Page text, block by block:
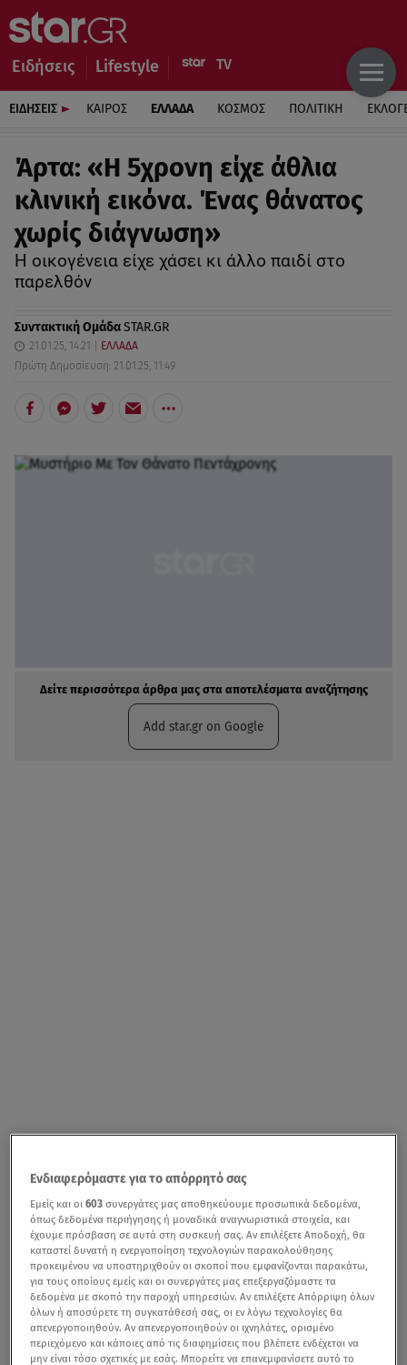
Ειδήσεις Lifestyle
ΕΙΔΗΣΕΙΣ ΚΑΙΡΟΣ ΕΛΛΑΔΑ ΚΟΣΜΟΣ ΠΟΛΙΤΙΚΗ
Άρτα: «Η 5χρονη είχε άθλια
κλινική εικόνα. Ένας θάνατος
χωρίς διάγνωση»
Η οικογένεια είχε χάσει κι άλλο παιδί στο
παρελθόν
Συντακτική ΟμάδαSTAR.GR
21.01.25, 14:21
ΕΛΛΑΔΑ
Πρώτη Δημοσίευση: 21.01.25, 11:49
Δείτε περισσότερα άρθρα μας στα αποτελέσματα αναζήτησης
Add star.gr on Google
Ενδιαφερόμαστε για το απόρρητό σας
Εμείς και οι603 συνεργάτες μας αποθηκεύουμε προσωπικά δεδομένα,
όπως δεδομένα περιήγησης ή μοναδικά αναγνωριστικά στοιχεία, και
έχουμε πρόσβαση σε αυτά στη συσκευή σας. Αν επιλέξετε Αποδοχή, θα
καταστεί δυνατή η ενεργοποίηση τεχνολογιών παρακολούθησης
προκειμένου να υποστηριχθούν οι σκοποί που εμφανίζονται παρακάτω,
για τους οποίους εμείς και οι συνεργάτες μας επεξεργαζόμαστε τα
δεδομένα με σκοπό την παροχή υπηρεσιών. Αν επιλέξετε Απόρριψη όλων
όλων ή αποσύρετε τη συγκατάθεσή σας, οι εν λόγω τεχνολογίες θα
απενεργοποιηθούν. Αν απενεργοποιηθούν οι ιχνηλάτες, ορισμένο
περιεχόμενο και κάποιες από τις διαφημίσεις που βλέπετε ενδέχεται να
μην είναι τόσο σχετικές με εσάς. Μπορείτε να επανεμφανίσετε αυτό το